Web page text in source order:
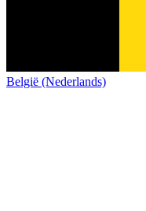
België (Nederlands)